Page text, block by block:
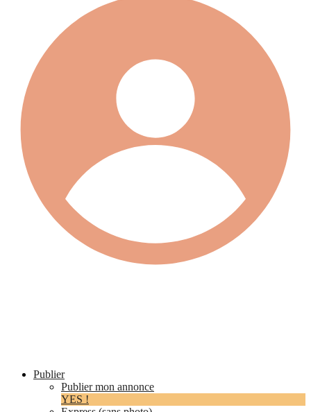
Publier
Publier mon annonce
YES !